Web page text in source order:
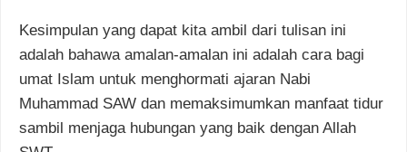
Kesimpulan yang dapat kita ambil dari tulisan ini
adalah bahawa amalan-amalan ini adalah cara bagi
umat Islam untuk menghormati ajaran Nabi
Muhammad SAW dan memaksimumkan manfaat tidur
sambil menjaga hubungan yang baik dengan Allah